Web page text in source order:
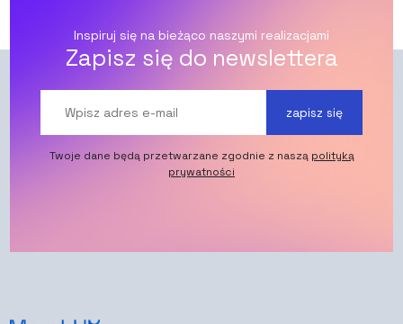
Inspiruj się na bieżąco naszymi realizacjami
Zapisz się do newslettera
zapisz się
Twoje dane będą przetwarzane zgodnie z naszą polityką
prywatności